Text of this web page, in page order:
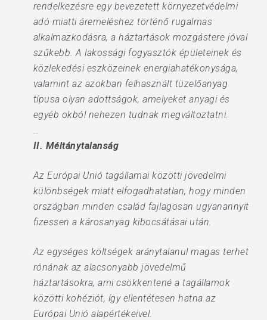
rendelkezésre egy bevezetett környezetvédelmi
adó miatti áremeléshez történő rugalmas
alkalmazkodásra, a háztartások mozgástere jóval
szűkebb. A lakossági fogyasztók épületeinek és
közlekedési eszközeinek energiahatékonysága,
valamint az azokban felhasznált tüzelőanyag
típusa olyan adottságok, amelyeket anyagi és
egyéb okból nehezen tudnak megváltoztatni.
…
II. Méltánytalanság
Az Európai Unió tagállamai közötti jövedelmi
különbségek miatt elfogadhatatlan, hogy minden
országban minden család fajlagosan ugyanannyit
fizessen a károsanyag kibocsátásai után.
Az egységes költségek aránytalanul magas terhet
rónának az alacsonyabb jövedelmű
háztartásokra, ami csökkentené a tagállamok
közötti kohéziót, így ellentétesen hatna az
Európai Unió alapértékeivel.